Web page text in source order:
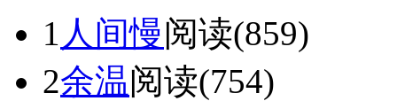
1 人间慢阅读(859)
2余温阅读(754)